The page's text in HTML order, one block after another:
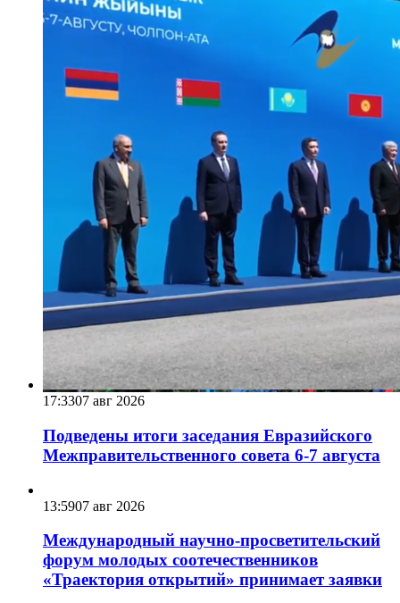
17:3307 авг 2026
Подведены итоги заседания Евразийского
Межправительственного совета 6-7 августа
13:5907 авг 2026
Международный научно-просветительский
форум молодых соотечественников
«Траектория открытий» принимает заявки